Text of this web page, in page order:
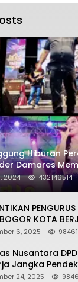
Hiburan
Damares
Kejapanan
2024 432146514
KOTA
6, 2025
Nusantara
Jangka
24, 2025